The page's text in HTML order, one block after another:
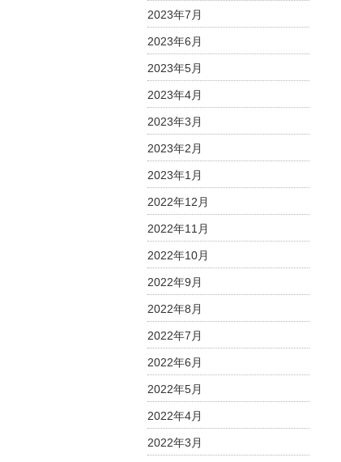
2023年7月
2023年6月
2023年5月
2023年4月
2023年3月
2023年2月
2023年1月
2022年12月
2022年11月
2022年10月
2022年9月
2022年8月
2022年7月
2022年6月
2022年5月
2022年4月
2022年3月